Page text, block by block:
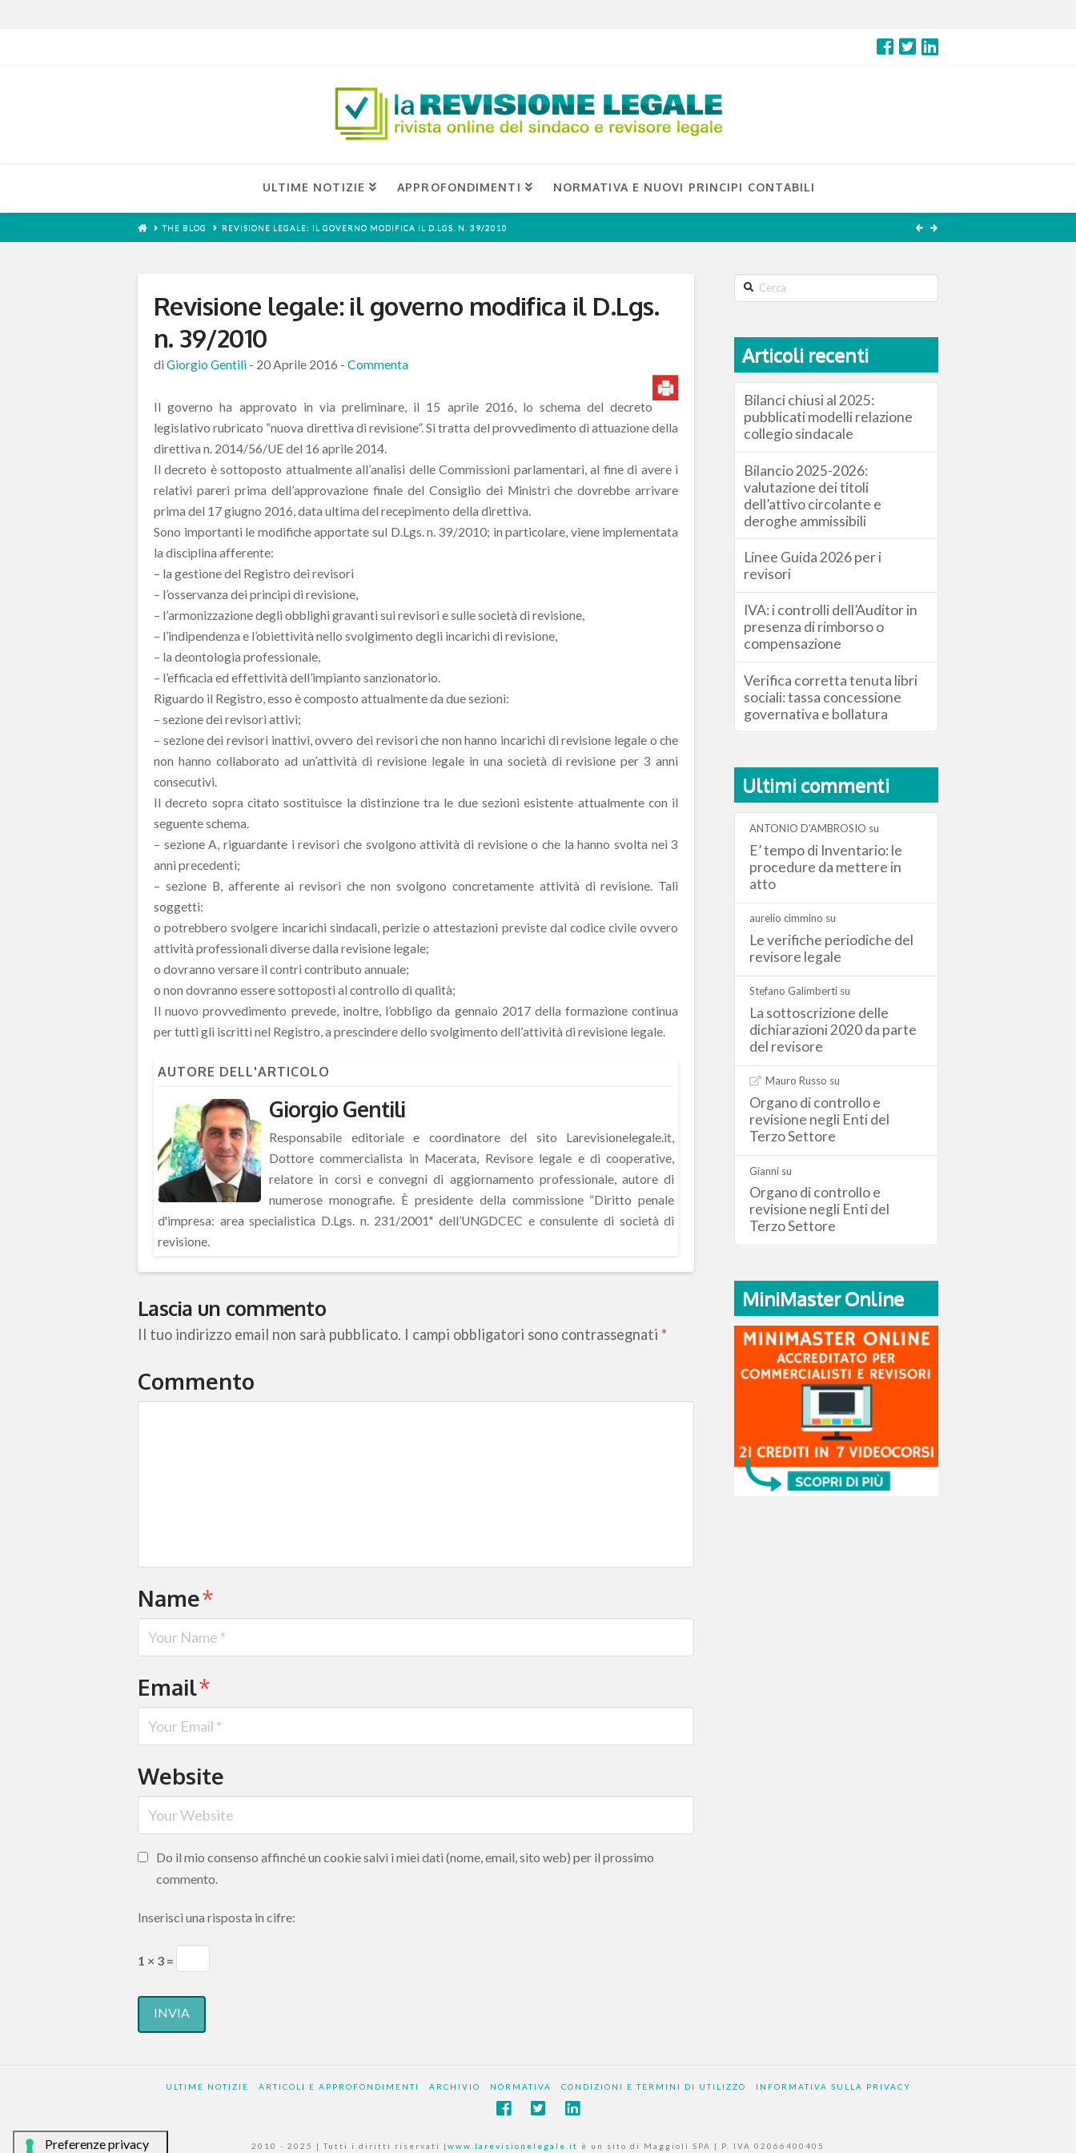
ULTIME NOTIZIE APPROFONDIMENTI NORMATIVA E NUOVI PRINCIPI CONTABILI
THE BLOG REVISIONE LEGALE: IL GOVERNO MODIFICA IL D.LGS. N. 39/2010
Revisione legale: il governo modifica il D.Lgs.
n. 39/2010
di Giorgio Gentili - 20 Aprile 2016 - Commenta
Il governo ha approvato in via preliminare, il 15 aprile 2016, lo schema del decreto
legislativo rubricato “nuova direttiva di revisione”. Si tratta del provvedimento di attuazione della
direttiva n. 2014/56/UE del 16 aprile 2014.
Il decreto è sottoposto attualmente all’analisi delle Commissioni parlamentari, al fine di avere i
relativi pareri prima dell’approvazione finale del Consiglio dei Ministri che dovrebbe arrivare
prima del 17 giugno 2016, data ultima del recepimento della direttiva.
Sono importanti le modifiche apportate sul D.Lgs. n. 39/2010; in particolare, viene implementata
la disciplina afferente:
– la gestione del Registro dei revisori
– l’osservanza dei principi di revisione,
– l’armonizzazione degli obblighi gravanti sui revisori e sulle società di revisione,
– l’indipendenza e l’obiettività nello svolgimento degli incarichi di revisione,
– la deontologia professionale,
– l’efficacia ed effettività dell’impianto sanzionatorio.
Riguardo il Registro, esso è composto attualmente da due sezioni:
– sezione dei revisori attivi;
– sezione dei revisori inattivi, ovvero dei revisori che non hanno incarichi di revisione legale o che
non hanno collaborato ad un’attività di revisione legale in una società di revisione per 3 anni
consecutivi.
Il decreto sopra citato sostituisce la distinzione tra le due sezioni esistente attualmente con il
seguente schema.
– sezione A, riguardante i revisori che svolgono attività di revisione o che la hanno svolta nei 3
anni precedenti;
– sezione B, afferente ai revisori che non svolgono concretamente attività di revisione. Tali
soggetti:
o potrebbero svolgere incarichi sindacali, perizie o attestazioni previste dal codice civile ovvero
attività professionali diverse dalla revisione legale;
o dovranno versare il contri contributo annuale;
o non dovranno essere sottoposti al controllo di qualità;
Il nuovo provvedimento prevede, inoltre, l’obbligo da gennaio 2017 della formazione continua
per tutti gli iscritti nel Registro, a prescindere dello svolgimento dell’attività di revisione legale.
AUTORE DELL'ARTICOLO
Giorgio Gentili
Responsabile editoriale e coordinatore del sito Larevisionelegale.it,
Dottore commercialista in Macerata, Revisore legale e di cooperative,
relatore in corsi e convegni di aggiornamento professionale, autore di
numerose monografie. È presidente della commissione “Diritto penale
d'impresa: area specialistica D.Lgs. n. 231/2001" dell’UNGDCEC e consulente di società di
revisione.
Lascia un commento
Il tuo indirizzo email non sarà pubblicato. I campi obbligatori sono contrassegnati *
Commento
Name*
Email*
Website
Do il mio consenso affinché un cookie salvi i miei dati (nome, email, sito web) per il prossimo
commento.
Inserisci una risposta in cifre:
1 × 3 =
Search
Articoli recenti
Bilanci chiusi al 2025:
pubblicati modelli relazione
collegio sindacale
Bilancio 2025-2026:
valutazione dei titoli
dell’attivo circolante e
deroghe ammissibili
Linee Guida 2026 per i
revisori
IVA: i controlli dell’Auditor in
presenza di rimborso o
compensazione
Verifica corretta tenuta libri
sociali: tassa concessione
governativa e bollatura
Ultimi commenti
ANTONIO D'AMBROSIO su
E’ tempo di Inventario: le
procedure da mettere in
atto
aurelio cimmino su
Le verifiche periodiche del
revisore legale
Stefano Galimbertisu
La sottoscrizione delle
dichiarazioni 2020 da parte
del revisore
Mauro Russo su
Organo di controllo e
revisione negli Enti del
Terzo Settore
Giannisu
Organo di controllo e
revisione negli Enti del
Terzo Settore
MiniMaster Online
ULTIME NOTIZIE ARTICOLI E APPROFONDIMENTI ARCHIVIO NORMATIVA CONDIZIONI E TERMINI DI UTILIZZO INFORMATIVA SULLA PRIVACY
2010 - 2025 | Tutti i diritti riservati | www.larevisionelegale.it è un sito di Maggioli SPA | P. IVA 02066400405